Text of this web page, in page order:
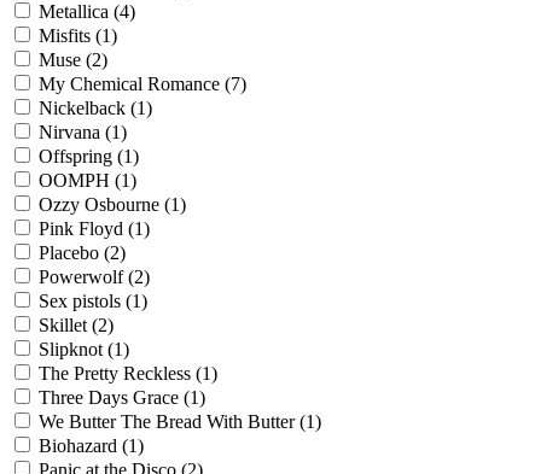
Metallica (4)
Misfits (1)
Muse (2)
My Chemical Romance (7)
Nickelback (1)
Nirvana (1)
Offspring (1)
OOMPH (1)
Ozzy Osbourne (1)
Pink Floyd (1)
Placebo (2)
Powerwolf(2)
Sex pistols (1)
Skillet(2)
Slipknot(1)
The Pretty Reckless (1)
Three Days Grace (1)
We Butter The Bread With Butter(1)
Biohazard (1)